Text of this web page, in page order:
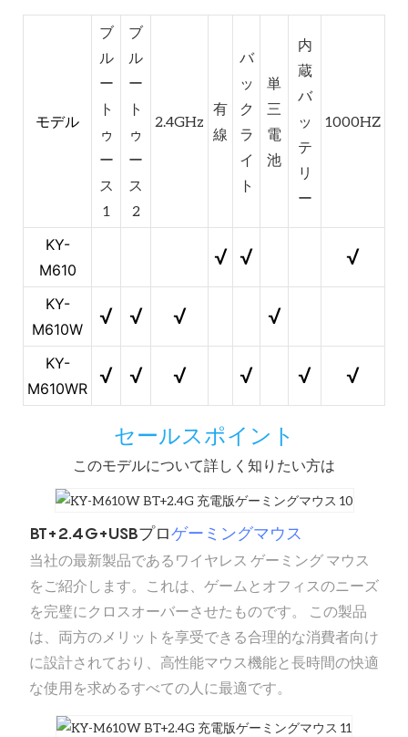
モデル
ブ
ル
ー
ト
ゥ
ー
ス
1
ブ
ル
ー
ト
ゥ
ー
ス
2
2.4GHz
有
線
バ
ッ
ク
ラ
イ
ト
単
三
電
池
内
蔵
バ
ッ
テ
リ
ー
1000HZ
KY-
M610
√ √ √
KY-
M610W
√ √ √ √
KY-
M610WR
√ √ √ √ √ √
セールスポイント
このモデルについて詳しく知りたい方は
BT+2.4G+USBプロゲーミングマウス
当社の最新製品であるワイヤレス ゲーミング マウス
をご紹介します。これは、ゲームとオフィスのニーズ
を完璧にクロスオーバーさせたものです。 この製品
は、両方のメリットを享受できる合理的な消費者向け
に設計されており、高性能マウス機能と長時間の快適
な使用を求めるすべての人に最適です。